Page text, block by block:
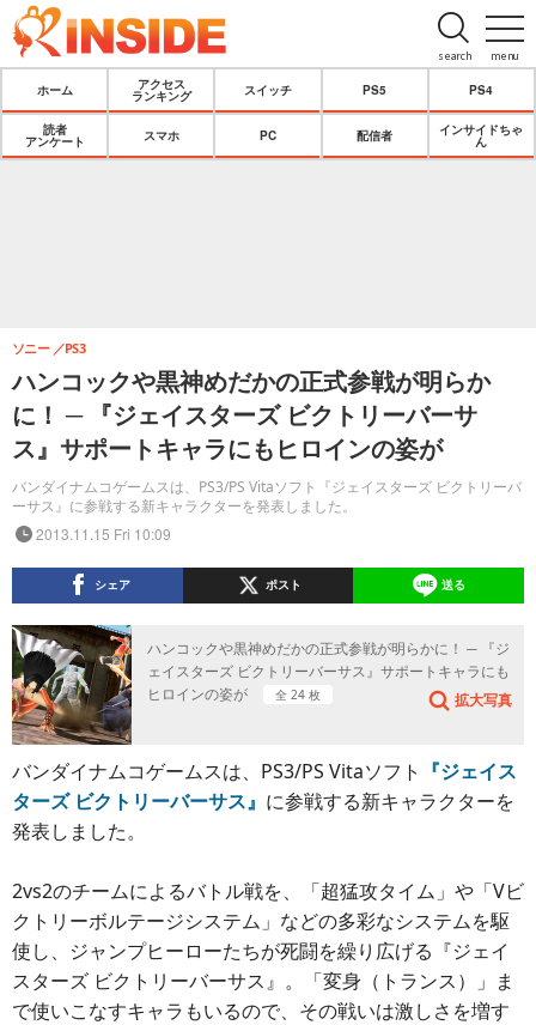
menu
search
ホーム
アクセス
ランキング
スイッチ PS5 PS4
読者
アンケート
スマホ PC 配信者
インサイドちゃ
ん
ハンコックや黒神めだかの正式参戦が明らか
に！ ─ 『ジェイスターズ ビクトリーバーサ
ス』サポートキャラにもヒロインの姿が
バンダイナムコゲームスは、PS3/PS Vitaソフト『ジェイスターズ ビクトリーバ
ーサス』に参戦する新キャラクターを発表しました。
ソニー PS3
2013.11.15 Fri 10:09
シェア ポスト 送る
ハンコックや黒神めだかの正式参戦が明らかに！ ─ 『ジ
ェイスターズ ビクトリーバーサス』サポートキャラにも
ヒロインの姿が
全 24 枚 拡大写真
バンダイナムコゲームスは、PS3/PS Vitaソフト 『ジェイス
ターズ ビクトリーバーサス』 に参戦する新キャラクターを
発表しました。
2vs2のチームによるバトル戦を、「超猛攻タイム」や「Vビ
クトリーボルテージシステム」などの多彩なシステムを駆
使し、ジャンプヒーローたちが死闘を繰り広げる『ジェイ
スターズ ビクトリーバーサス』。「変身（トランス）」ま
で使いこなすキャラもいるので、その戦いは激しさを増す